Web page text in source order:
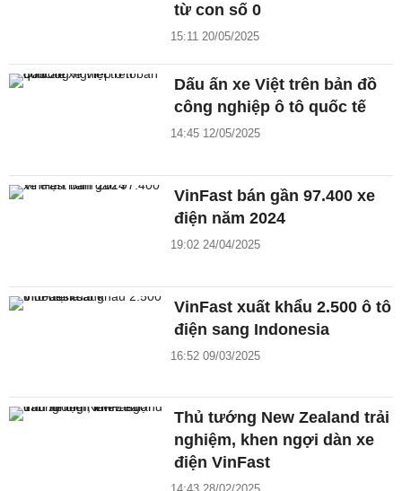
từ con số 0
15:11 20/05/2025
Dấu ấn xe Việt trên bản đồ
công nghiệp ô tô quốc tế
14:45 12/05/2025
VinFast bán gần 97.400 xe
điện năm 2024
19:02 24/04/2025
VinFast xuất khẩu 2.500 ô tô
điện sang Indonesia
16:52 09/03/2025
Thủ tướng New Zealand trải
nghiệm, khen ngợi dàn xe
điện VinFast